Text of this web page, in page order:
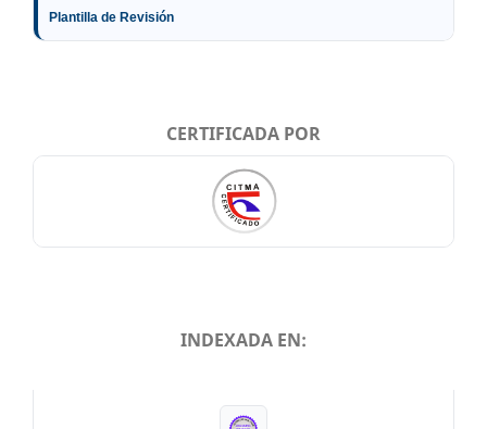
Plantilla de Revisión
CERTIFICADA POR
INDEXADA EN: